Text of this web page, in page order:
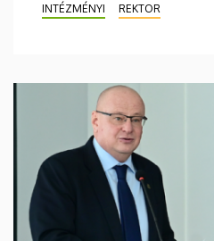
INTÉZMÉNYI
REKTOR